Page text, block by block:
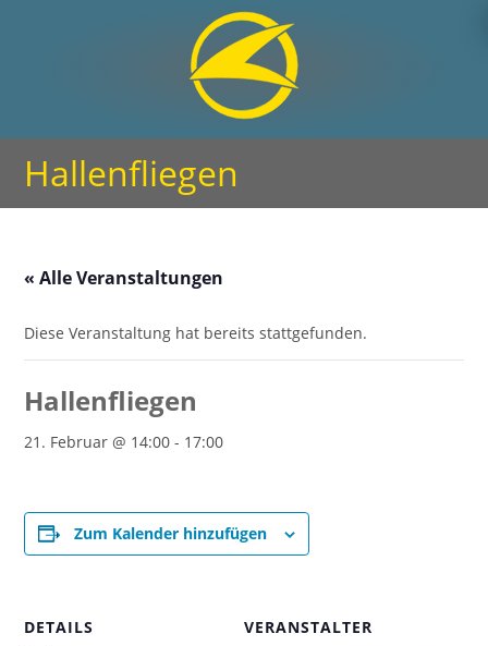
Hallenfliegen
« Alle Veranstaltungen
Diese Veranstaltung hat bereits stattgefunden.
Hallenfliegen
21. Februar @ 14:00 - 17:00
Zum Kalender hinzufügen
DETAILS
VERANSTALTER